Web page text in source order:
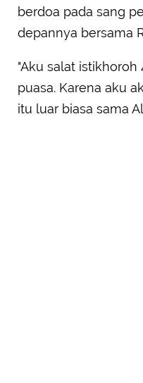
berdoa pada sang
depannya bersama
"Aku salat istikhoroh
puasa. Karena aku
itu luar biasa sama